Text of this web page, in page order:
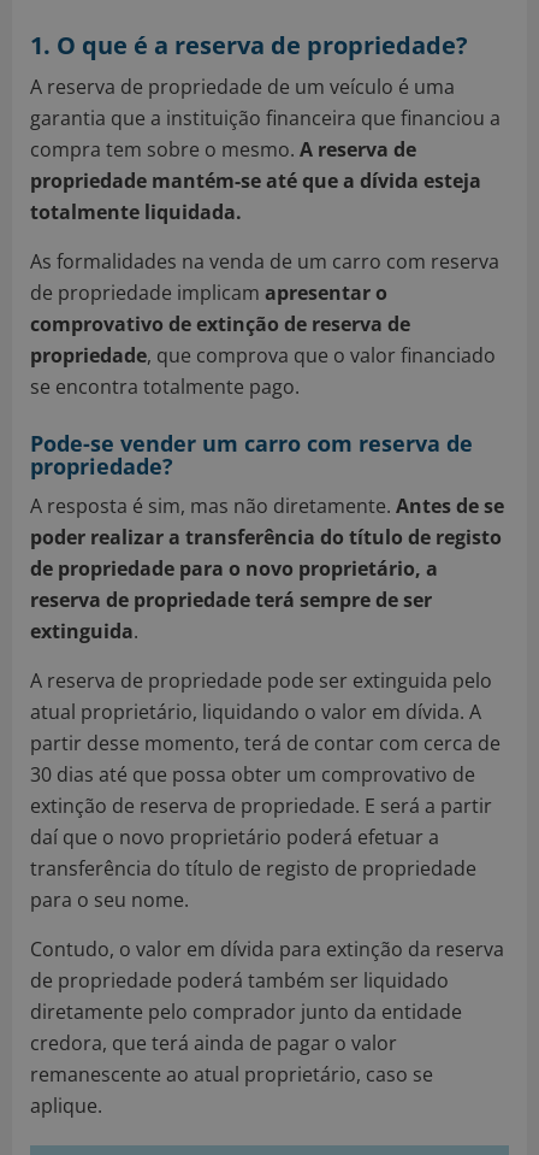
1. O que é a reserva de propriedade?
A reserva de propriedade de um veículo é uma
garantia que a instituição financeira que financiou a
compra tem sobre o mesmo. A reserva de
propriedade mantém-se até que a dívida esteja
totalmente liquidada.
As formalidades na venda de um carro com reserva
de propriedade implicam apresentar o
comprovativo de extinção de reserva de
propriedade, que comprova que o valor financiado
se encontra totalmente pago.
Pode-se vender um carro com reserva de
propriedade?
A resposta é sim, mas não diretamente. Antes de se
poder realizar a transferência do título de registo
de propriedade para o novo proprietário, a
reserva de propriedade terá sempre de ser
extinguida.
A reserva de propriedade pode ser extinguida pelo
atual proprietário, liquidando o valor em dívida. A
partir desse momento, terá de contar com cerca de
30 dias até que possa obter um comprovativo de
extinção de reserva de propriedade. E será a partir
daí que o novo proprietário poderá efetuar a
transferência do título de registo de propriedade
para o seu nome.
Contudo, o valor em dívida para extinção da reserva
de propriedade poderá também ser liquidado
diretamente pelo comprador junto da entidade
credora, que terá ainda de pagar o valor
remanescente ao atual proprietário, caso se
aplique.